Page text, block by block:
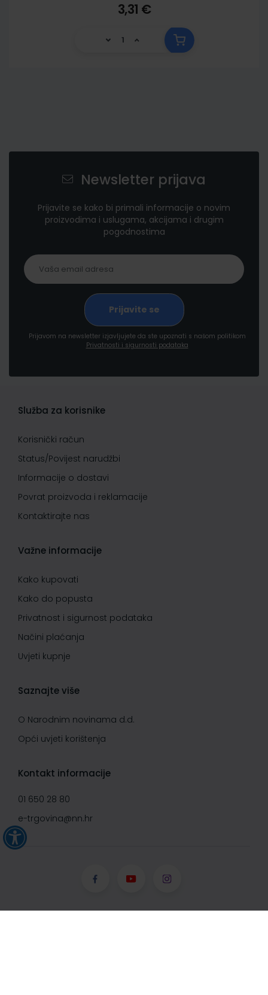
3,31 €
Newsletter prijava
Prijavite se kako bi primali informacije o novim
proizvodima i uslugama, akcijama i drugim
pogodnostima
Prijavom na newsletter izjavljujete da ste upoznati s našom politikom
Privatnosti i sigurnosti podataka
Služba za korisnike
Korisnički račun
Status/Povijest narudžbi
Informacije o dostavi
Povrat proizvoda i reklamacije
Kontaktirajte nas
Važne informacije
Kako kupovati
Kako do popusta
Privatnost i sigurnost podataka
Načini plaćanja
Uvjeti kupnje
Saznajte više
O Narodnim novinama d.d.
Opći uvjeti korištenja
Kontakt informacije
01 650 28 80
e-trgovina@nn.hr